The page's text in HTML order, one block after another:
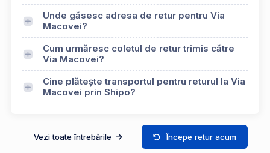
Unde găsesc adresa de retur pentru Via
Macovei?
Cum urmăresc coletul de retur trimis către
Via Macovei?
Cine plătește transportul pentru returul la Via
Macovei prin Shipo?
Vezi toate întrebările Începe retur acum